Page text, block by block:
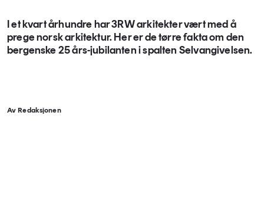
I et kvart århundre har 3RW arkitekter vært med å
prege norsk arkitektur. Her er de tørre fakta om den
bergenske 25 års-jubilanten i spalten Selvangivelsen.
Av Redaksjonen